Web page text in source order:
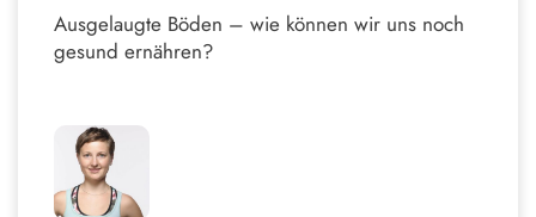
Ausgelaugte Böden – wie können wir uns noch
gesund ernähren?